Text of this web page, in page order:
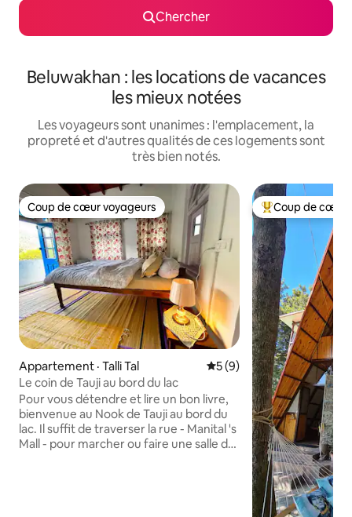
Chercher
Beluwakhan : les locations de vacances
les mieux notées
Les voyageurs sont unanimes : l'emplacement, la
propreté et d'autres qualités de ces logements sont
très bien notés.
Coup de cœur voyageurs
Coup de cœur voyageurs
Appartement · Talli Tal Note moyenne de 5 sur 5,
5 (9)
Le coin de Tauji au bord du lac
Pour vous détendre et lire un bon livre,
bienvenue au Nook de Tauji au bord du
lac. Il suffit de traverser la rue - Manital 's
Mall - pour marcher ou faire une salle de
Coup de cœur
Coup de cœur